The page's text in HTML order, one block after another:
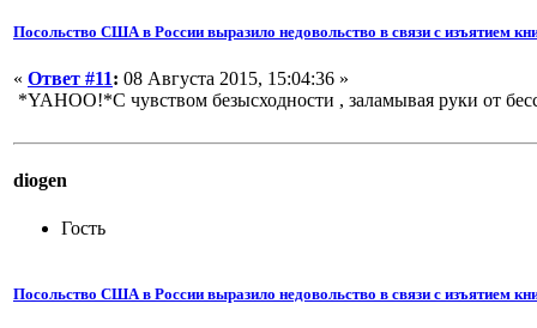
Посольство США в России выразило недовольство в связи с изъятием
« Ответ #11: 08 Августа 2015, 15:04:36 »
*YAHOO!*С чувством безысходности , заламывая руки от
diogen
Гость
Посольство США в России выразило недовольство в связи с изъятием